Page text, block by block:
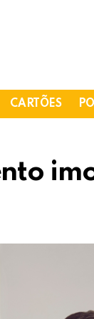
CARTÕES